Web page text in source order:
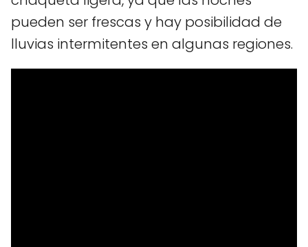
pueden ser frescas y hay posibilidad de
lluvias intermitentes en algunas regiones.